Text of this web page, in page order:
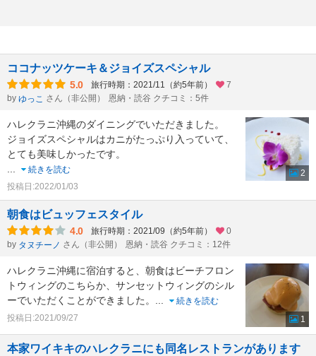
ココナッツケーキ＆ジョイズスペシャル
5.0 旅行時期：2021/11（約5年前）
7
by ゆっこ さん（非公開） 恩納・読谷 クチコミ：5件
ハレクラニ沖縄のダイニングでいただきました。
ジョイズスペシャルはカニがたっぷり入っていて、
とても美味しかったです。
...
続きを読む
投稿日:2022/01/03
2
朝食はビュッフェスタイル
4.0 旅行時期：2021/09（約5年前）
0
by タヌチーノ さん（非公開） 恩納・読谷 クチコミ：12件
ハレクラニ沖縄に宿泊すると、朝食はビーチフロン
トウィングのこちらか、サンセットウィングのシル
ーでいただくことができました。 ...
続きを読む
投稿日:2021/09/27
1
本家ワイキキのハレクラニにも同名レストランがあります